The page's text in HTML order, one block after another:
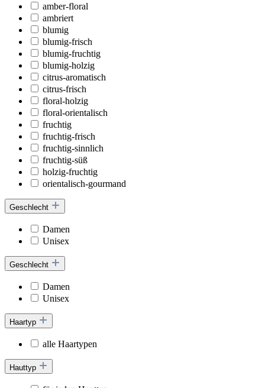
amber-floral
ambriert
blumig
blumig-frisch
blumig-fruchtig
blumig-holzig
citrus-aromatisch
citrus-frisch
floral-holzig
floral-orientalisch
fruchtig
fruchtig-frisch
fruchtig-sinnlich
fruchtig-süß
holzig-fruchtig
orientalisch-gourmand
Geschlecht
Damen
Unisex
Geschlecht
Damen
Unisex
Haartyp
alle Haartypen
Hauttyp